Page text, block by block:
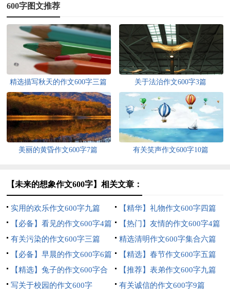
600字图文推荐
精选描写秋天的作文600字三篇 关于法治作文600字3篇
美丽的黄昏作文600字7篇 有关笑声作文600字10篇
【未来的想象作文600字】相关文章：
实用的欢乐作文600字九篇
【精华】礼物作文600字四篇
【必备】看见的作文600字4篇
【热门】友情的作文600字4篇
有关污染的作文600字三篇
精选清明作文600字集合六篇
【必备】早晨的作文600字6篇
【精选】春节作文600字五篇
【精选】兔子的作文600字合
集10篇
【推荐】表弟作文600字九篇
写关于校园的作文600字
有关诚信的作文600字9篇